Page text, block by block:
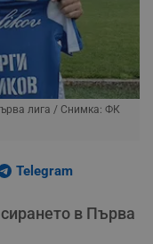
лига / Снимка: ФК
Telegram
в Първа